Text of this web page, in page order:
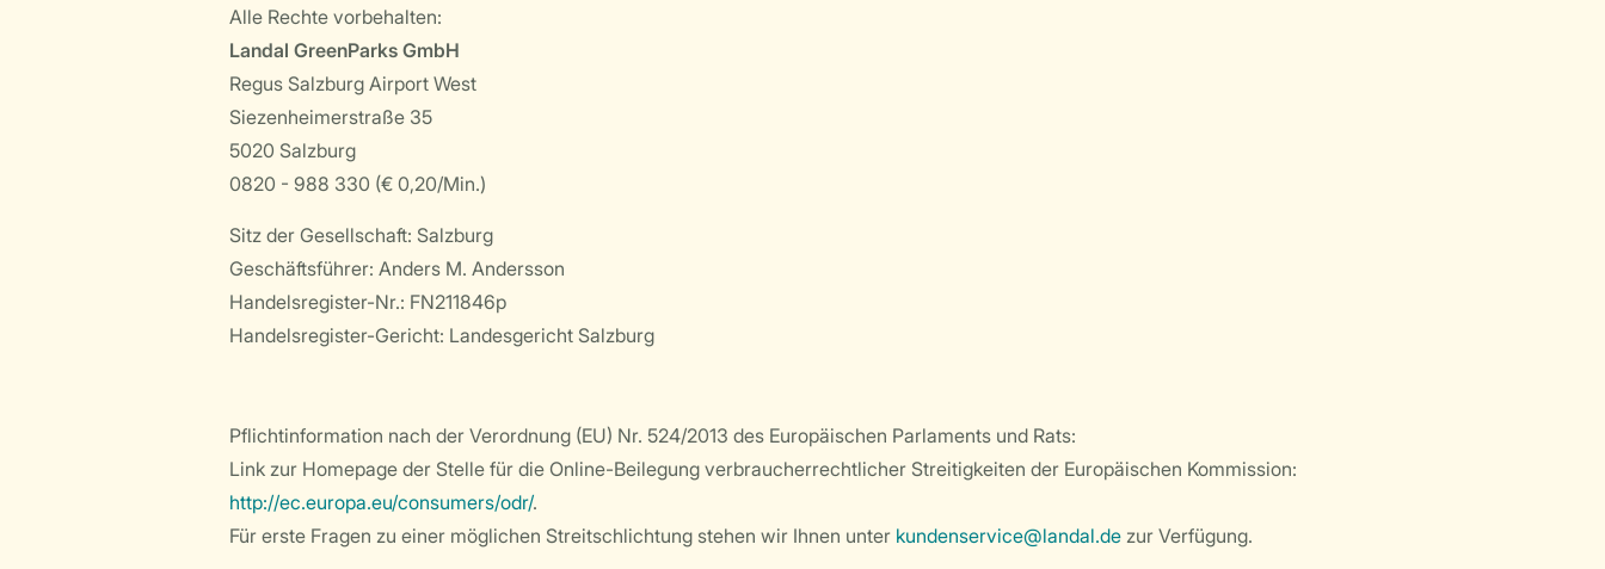
Alle Rechte vorbehalten:
Landal GreenParks GmbH
Regus Salzburg Airport West
Siezenheimerstraße 35
5020 Salzburg
0820 - 988 330 (€ 0,20/Min.)
Sitz der Gesellschaft: Salzburg
Geschäftsführer: Anders M. Andersson
Handelsregister-Nr.: FN211846p
Handelsregister-Gericht: Landesgericht Salzburg
Pflichtinformation nach der Verordnung (EU) Nr. 524/2013 des Europäischen Parlaments und Rats:
Link zur Homepage der Stelle für die Online-Beilegung verbraucherrechtlicher Streitigkeiten der Europäischen Kommission:
http://ec.europa.eu/consumers/odr/.
Für erste Fragen zu einer möglichen Streitschlichtung stehen wir Ihnen unter kundenservice@landal.de zur Verfügung.